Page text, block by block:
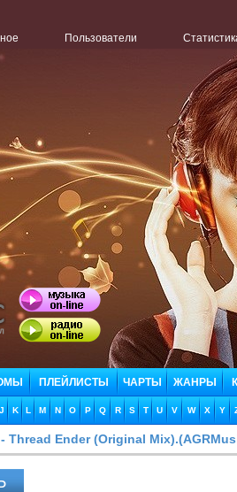
Пользователи
ПЛЕЙЛИСТЫ ЧАРТЫ ЖАНРЫ
J K L M N O P Q R S T U V W X Y
- Thread Ender (Original